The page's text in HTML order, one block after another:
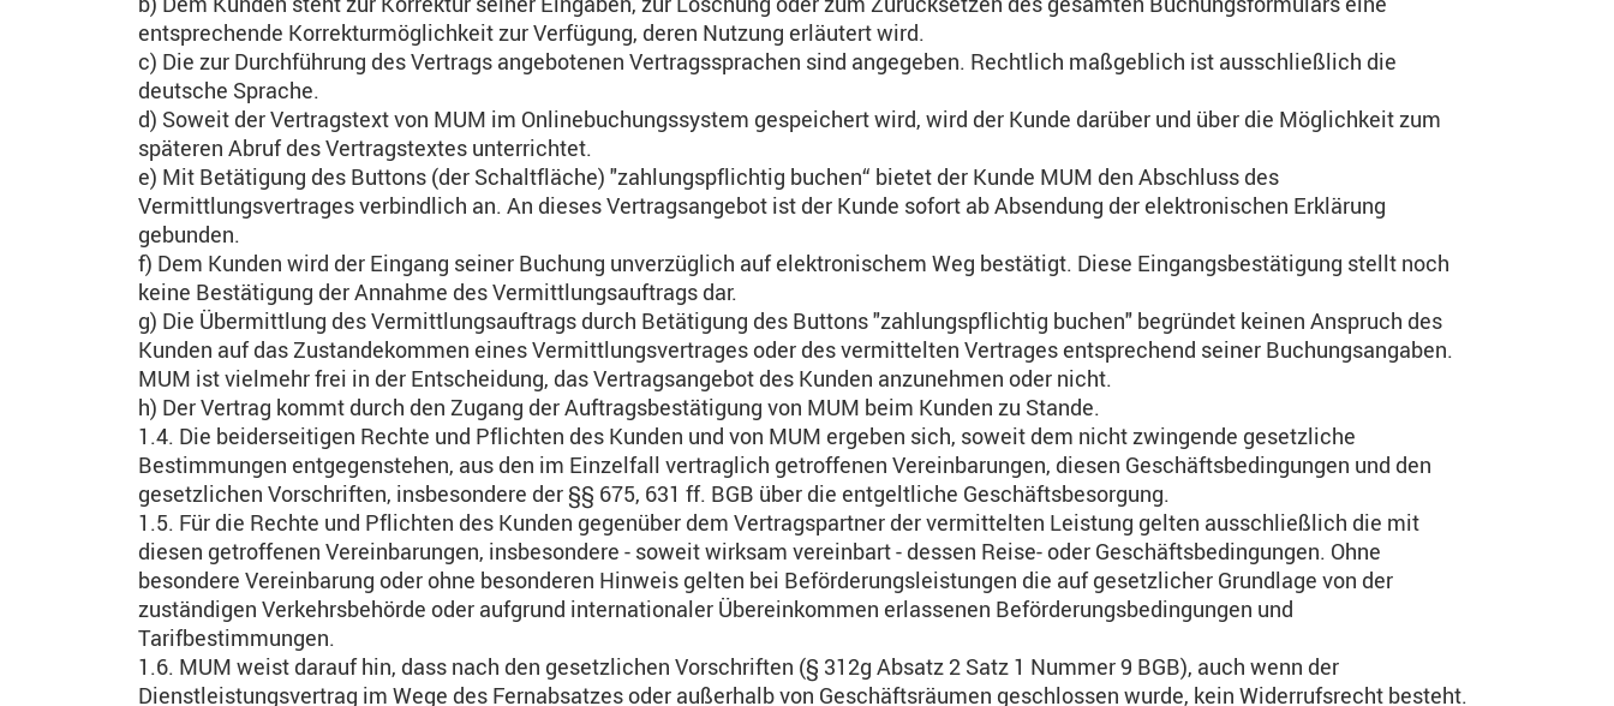
entsprechende Korrekturmöglichkeit zur Verfügung, deren Nutzung erläutert wird.
c) Die zur Durchführung des Vertrags angebotenen Vertragssprachen sind angegeben. Rechtlich maßgeblich ist ausschließlich die
deutsche Sprache.
d) Soweit der Vertragstext von MUM im Onlinebuchungssystem gespeichert wird, wird der Kunde darüber und über die Möglichkeit zum
späteren Abruf des Vertragstextes unterrichtet.
e) Mit Betätigung des Buttons (der Schaltfläche) "zahlungspflichtig buchen“ bietet der Kunde MUM den Abschluss des
Vermittlungsvertrages verbindlich an. An dieses Vertragsangebot ist der Kunde sofort ab Absendung der elektronischen Erklärung
gebunden.
f) Dem Kunden wird der Eingang seiner Buchung unverzüglich auf elektronischem Weg bestätigt. Diese Eingangsbestätigung stellt noch
keine Bestätigung der Annahme des Vermittlungsauftrags dar.
g) Die Übermittlung des Vermittlungsauftrags durch Betätigung des Buttons "zahlungspflichtig buchen" begründet keinen Anspruch des
Kunden auf das Zustandekommen eines Vermittlungsvertrages oder des vermittelten Vertrages entsprechend seiner Buchungsangaben.
MUM ist vielmehr frei in der Entscheidung, das Vertragsangebot des Kunden anzunehmen oder nicht.
h) Der Vertrag kommt durch den Zugang der Auftragsbestätigung von MUM beim Kunden zu Stande.
1.4. Die beiderseitigen Rechte und Pflichten des Kunden und von MUM ergeben sich, soweit dem nicht zwingende gesetzliche
Bestimmungen entgegenstehen, aus den im Einzelfall vertraglich getroffenen Vereinbarungen, diesen Geschäftsbedingungen und den
gesetzlichen Vorschriften, insbesondere der §§ 675, 631 ff. BGB über die entgeltliche Geschäftsbesorgung.
1.5. Für die Rechte und Pflichten des Kunden gegenüber dem Vertragspartner der vermittelten Leistung gelten ausschließlich die mit
diesen getroffenen Vereinbarungen, insbesondere - soweit wirksam vereinbart - dessen Reise- oder Geschäftsbedingungen. Ohne
besondere Vereinbarung oder ohne besonderen Hinweis gelten bei Beförderungsleistungen die auf gesetzlicher Grundlage von der
zuständigen Verkehrsbehörde oder aufgrund internationaler Übereinkommen erlassenen Beförderungsbedingungen und
Tarifbestimmungen.
1.6. MUM weist darauf hin, dass nach den gesetzlichen Vorschriften (§ 312g Absatz 2 Satz 1 Nummer 9 BGB), auch wenn der
Dienstleistungsvertrag im Wege des Fernabsatzes oder außerhalb von Geschäftsräumen geschlossen wurde, kein Widerrufsrecht besteht.